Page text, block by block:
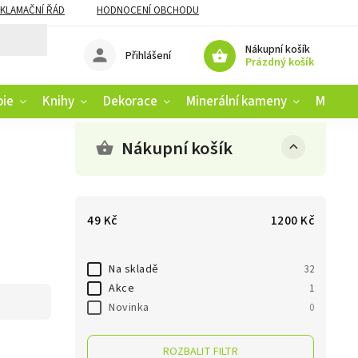
ŘÁD HODNOCENÍ OBCHODU
Nákupní košík
Prázdný košík
Přihlášení
Knihy Dekorace Minerální kameny
Nákupní košík
49 Kč 1200 Kč
Na skladě 32
Akce 1
Novinka 0
ROZBALIT FILTR